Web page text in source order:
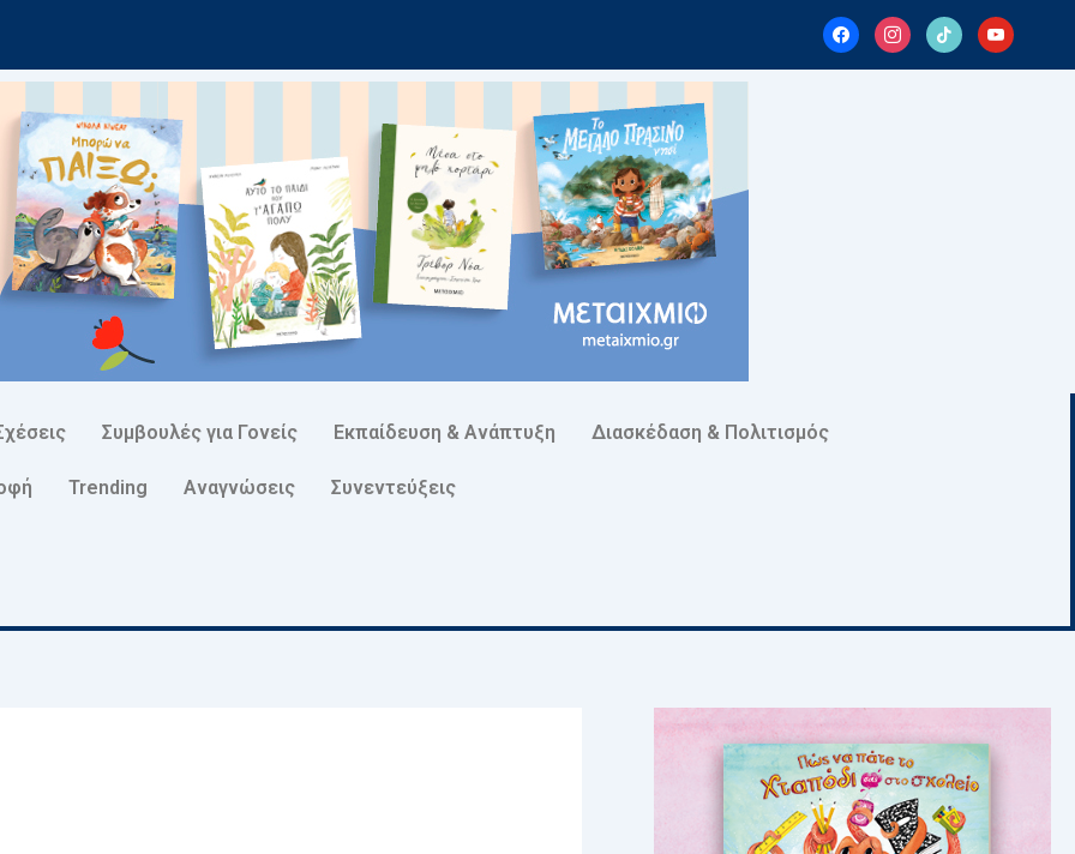
facebookinstagram
tiktok youtube
Συμβουλές για Γονείς Εκπαίδευση & Ανάπτυξη Διασκέδαση & Πολιτισμός
Trending Αναγνώσεις Συνεντεύξεις